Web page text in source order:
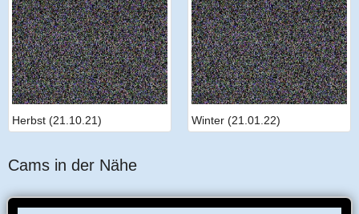
Herbst (21.10.21) Winter (21.01.22)
Cams in der Nähe